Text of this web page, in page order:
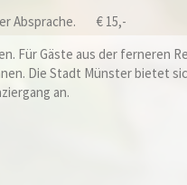
Absprache.
€ 15,-
Für Gäste aus der ferneren
Die Stadt Münster bietet
an.